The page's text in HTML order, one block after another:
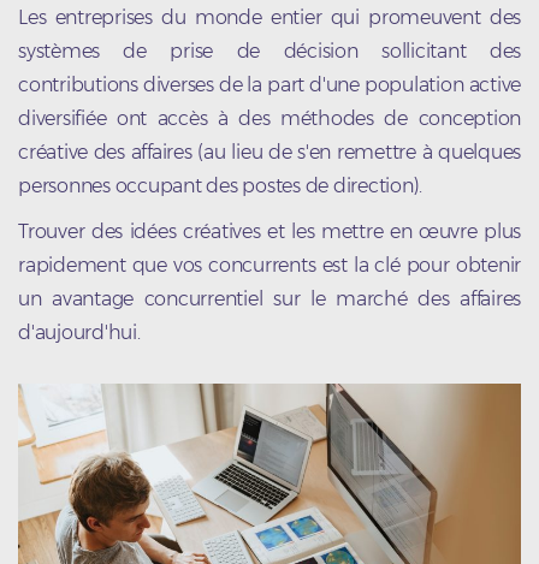
Les entreprises du monde entier qui promeuvent des
systèmes de prise de décision sollicitant des
contributions diverses de la part d'une population active
diversifiée ont accès à des méthodes de conception
créative des affaires (au lieu de s'en remettre à quelques
personnes occupant des postes de direction).
Trouver des idées créatives et les mettre en œuvre plus
rapidement que vos concurrents est la clé pour obtenir
un avantage concurrentiel sur le marché des affaires
d'aujourd'hui.